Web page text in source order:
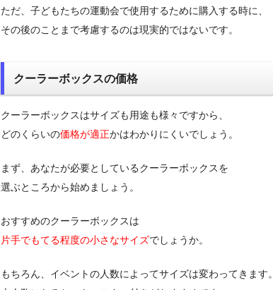
ただ、子どもたちの運動会で使用するために購入する時に、
その後のことまで考慮するのは現実的ではないです。
クーラーボックスの価格
クーラーボックスはサイズも用途も様々ですから、
どのくらいの価格が適正かはわかりにくいでしょう。
まず、あなたが必要としているクーラーボックスを
選ぶところから始めましょう。
おすすめのクーラーボックスは
片手でもてる程度の小さなサイズでしょうか。
もちろん、イベントの人数によってサイズは変わってきます。